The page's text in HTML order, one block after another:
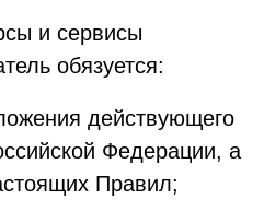
и сервисы
обязуется:
действующего
Федерации, а
Правил;